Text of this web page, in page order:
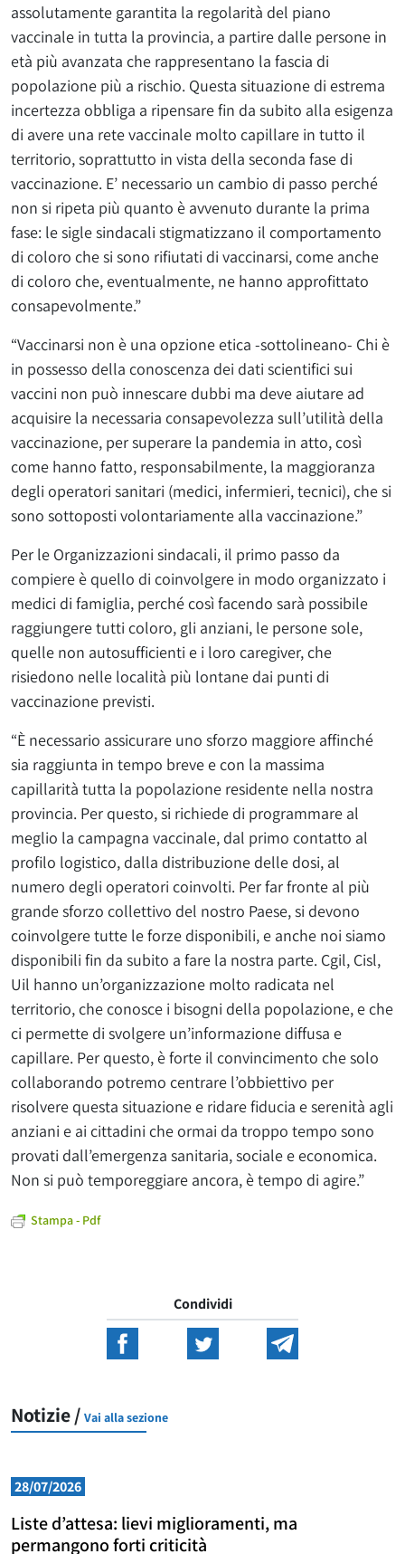
assolutamente garantita la regolarità del piano
vaccinale in tutta la provincia, a partire dalle persone in
età più avanzata che rappresentano la fascia di
popolazione più a rischio. Questa situazione di estrema
incertezza obbliga a ripensare fin da subito alla esigenza
di avere una rete vaccinale molto capillare in tutto il
territorio, soprattutto in vista della seconda fase di
vaccinazione. E’ necessario un cambio di passo perché
non si ripeta più quanto è avvenuto durante la prima
fase: le sigle sindacali stigmatizzano il comportamento
di coloro che si sono rifiutati di vaccinarsi, come anche
di coloro che, eventualmente, ne hanno approfittato
consapevolmente.”
“Vaccinarsi non è una opzione etica -sottolineano- Chi è
in possesso della conoscenza dei dati scientifici sui
vaccini non può innescare dubbi ma deve aiutare ad
acquisire la necessaria consapevolezza sull’utilità della
vaccinazione, per superare la pandemia in atto, così
come hanno fatto, responsabilmente, la maggioranza
degli operatori sanitari (medici, infermieri, tecnici), che si
sono sottoposti volontariamente alla vaccinazione.”
Per le Organizzazioni sindacali, il primo passo da
compiere è quello di coinvolgere in modo organizzato i
medici di famiglia, perché così facendo sarà possibile
raggiungere tutti coloro, gli anziani, le persone sole,
quelle non autosufficienti e i loro caregiver, che
risiedono nelle località più lontane dai punti di
vaccinazione previsti.
“È necessario assicurare uno sforzo maggiore affinché
sia raggiunta in tempo breve e con la massima
capillarità tutta la popolazione residente nella nostra
provincia. Per questo, si richiede di programmare al
meglio la campagna vaccinale, dal primo contatto al
profilo logistico, dalla distribuzione delle dosi, al
numero degli operatori coinvolti. Per far fronte al più
grande sforzo collettivo del nostro Paese, si devono
coinvolgere tutte le forze disponibili, e anche noi siamo
disponibili fin da subito a fare la nostra parte. Cgil, Cisl,
Uil hanno un’organizzazione molto radicata nel
territorio, che conosce i bisogni della popolazione, e che
ci permette di svolgere un’informazione diffusa e
capillare. Per questo, è forte il convincimento che solo
collaborando potremo centrare l’obbiettivo per
risolvere questa situazione e ridare fiducia e serenità agli
anziani e ai cittadini che ormai da troppo tempo sono
provati dall’emergenza sanitaria, sociale e economica.
Non si può temporeggiare ancora, è tempo di agire.”
Stampa - Pdf
Condividi
Notizie / Vai alla sezione
28/07/2026
Liste d’attesa: lievi miglioramenti, ma
permangono forti criticità